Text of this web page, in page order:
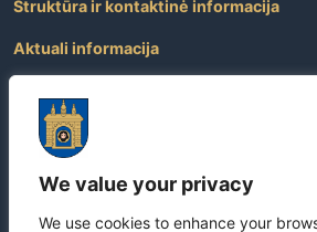
We value your privacy
We use cookies to enhance your
Struktūra ir kontaktinė informacija
Aktuali informacija
Atviri duomenys
Nuorodos
Dažniausiai užduodami klausimai